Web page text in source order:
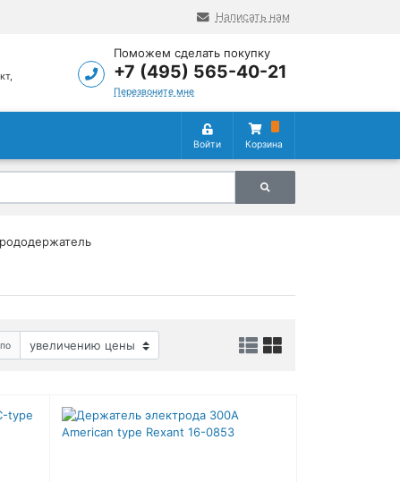
Написать нам
Поможем сделать покупку
+7 (495) 565-40-21
Перезвоните мне
Войти Корзина